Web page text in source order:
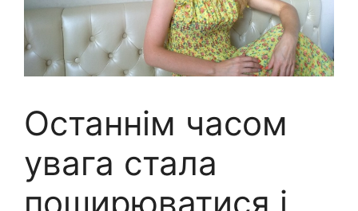
Останнім часом
увага стала